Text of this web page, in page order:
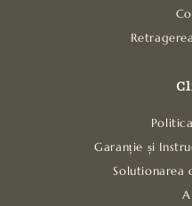
Garanție și
Solutionarea